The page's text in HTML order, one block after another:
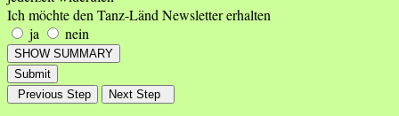
Ich möchte den Tanz-Länd Newsletter erhalten
ja
nein
SHOW SUMMARY
Submit
Previous Step
Next Step